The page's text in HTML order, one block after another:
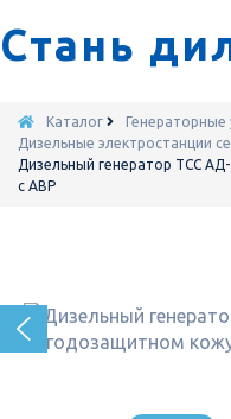
Стань
Каталог Генераторные
Дизельные электростанции
Дизельный генератор ТСС
с АВР